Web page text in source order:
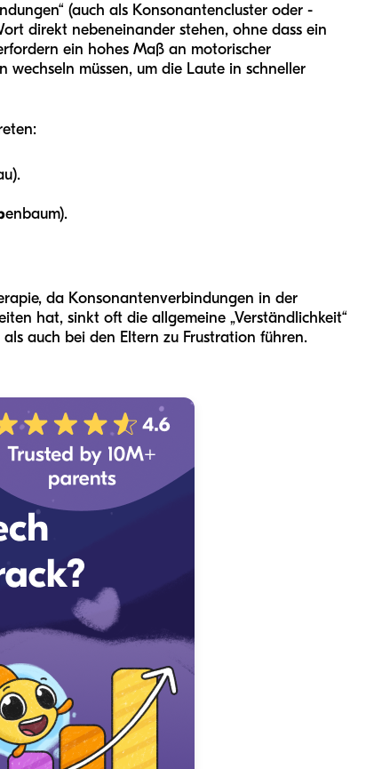
(auch als Konsonantencluster oder -
direkt nebeneinander stehen, ohne dass ein
ein hohes Maß an motorischer
müssen, um die Laute in schneller
enbaum).
da Konsonantenverbindungen in der
hat, sinkt oft die allgemeine „Verständlichkeit“
auch bei den Eltern zu Frustration führen.